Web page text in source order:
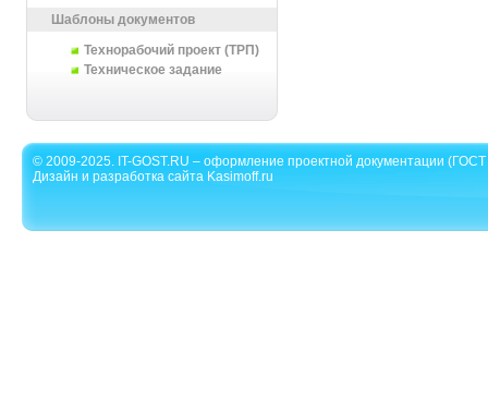
Шаблоны документов
Технорабочий проект (ТРП)
Техническое задание
© 2009-2025. IT-GOST.RU – оформление проектной документации
Дизайн и разработка сайта Kasimoff.ru